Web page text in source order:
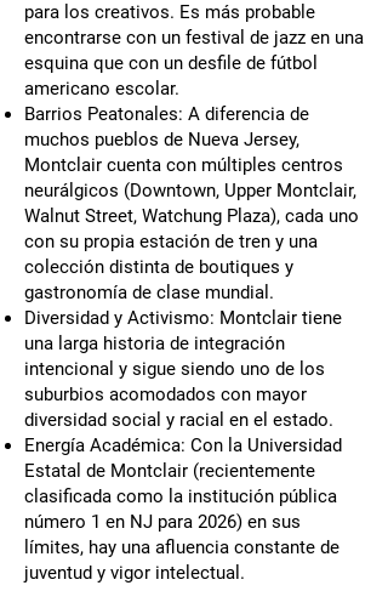
para los creativos. Es más probable
encontrarse con un festival de jazz en una
esquina que con un desfile de fútbol
americano escolar.
Barrios Peatonales: A diferencia de
muchos pueblos de Nueva Jersey,
Montclair cuenta con múltiples centros
neurálgicos (Downtown, Upper Montclair,
Walnut Street, Watchung Plaza), cada uno
con su propia estación de tren y una
colección distinta de boutiques y
gastronomía de clase mundial.
Diversidad y Activismo: Montclair tiene
una larga historia de integración
intencional y sigue siendo uno de los
suburbios acomodados con mayor
diversidad social y racial en el estado.
Energía Académica: Con la Universidad
Estatal de Montclair (recientemente
clasificada como la institución pública
número 1 en NJ para 2026) en sus
límites, hay una afluencia constante de
juventud y vigor intelectual.